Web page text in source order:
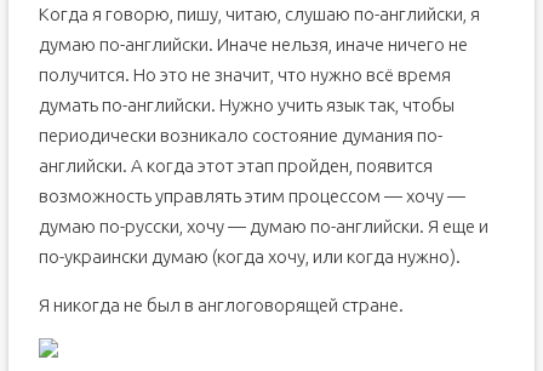
Когда я говорю, пишу, читаю, слушаю по-английски, я
думаю по-английски. Иначе нельзя, иначе ничего не
получится. Но это не значит, что нужно всё время
думать по-английски. Нужно учить язык так, чтобы
периодически возникало состояние думания по-
английски. А когда этот этап пройден, появится
возможность управлять этим процессом — хочу —
думаю по-русски, хочу — думаю по-английски. Я еще и
по-украински думаю (когда хочу, или когда нужно).
Я никогда не был в англоговорящей стране.